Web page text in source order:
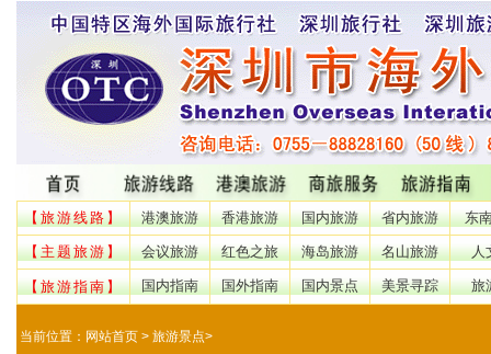
【旅游线路】 港澳旅游 香港旅游 国内旅游 省内旅游 东
【主题旅游】 会议旅游 红色之旅 海岛旅游 名山旅游 人
【旅游指南】 国内指南 国外指南 国内景点 美景寻踪 旅
当前位置： 网站首页 > 旅游景点>